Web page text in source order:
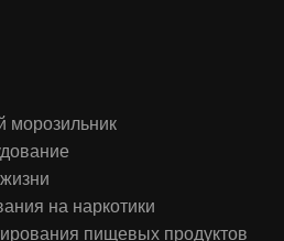
морозильник
на наркотики
пищевых продуктов